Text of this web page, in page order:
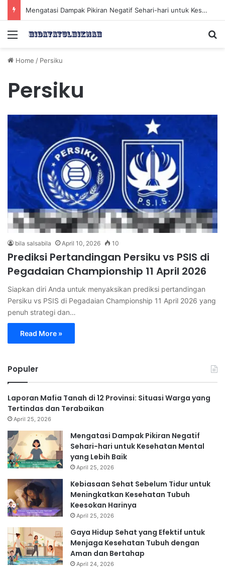
Mengatasi Dampak Pikiran Negatif Sehari-hari untuk Kesehatan Mental yang Lebih Baik
Menu
Home / Persiku
Persiku
bila salsabila April 10, 2026 10
Prediksi Pertandingan Persiku vs PSIS di
Pegadaian Championship 11 April 2026
Siapkan diri Anda untuk menyaksikan prediksi pertandingan
Persiku vs PSIS di Pegadaian Championship 11 April 2026 yang
penuh strategi dan…
Read More »
Populer
Laporan Mafia Tanah di 12 Provinsi: Situasi Warga yang
Tertindas dan Terabaikan
April 25, 2026
Mengatasi Dampak Pikiran Negatif
Sehari-hari untuk Kesehatan Mental
yang Lebih Baik
April 25, 2026
Kebiasaan Sehat Sebelum Tidur untuk
Meningkatkan Kesehatan Tubuh
Keesokan Harinya
April 25, 2026
Gaya Hidup Sehat yang Efektif untuk
Menjaga Kesehatan Tubuh dengan
Aman dan Bertahap
April 24, 2026